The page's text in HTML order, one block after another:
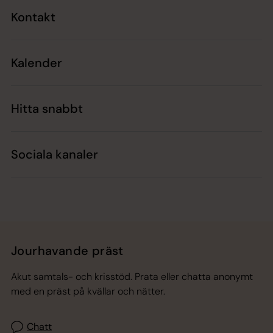
Kontakt
Kalender
Hitta snabbt
Sociala kanaler
Jourhavande präst
Akut samtals- och krisstöd. Prata eller chatta anonymt
med en präst på kvällar och nätter.
Chatt